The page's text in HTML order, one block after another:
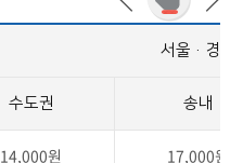
서울·경기
수도권 송내
14,000원 17,000원